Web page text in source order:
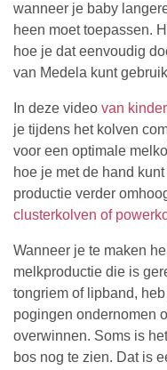
wanneer je baby
heen moet toepassen.
hoe je dat eenvoudig
van Medela kunt
In deze video van
je tijdens het kolven
voor een optimale
hoe je met de hand
productie verder
clusterkolven of
Wanneer je te maken
melkproductie die is
tongriem of lipband,
pogingen ondernomen
overwinnen. Soms is
bos nog te zien. Dat is